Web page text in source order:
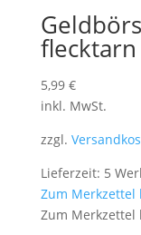
flecktarn
5,99 €
inkl. MwSt.
zzgl.
Lieferzeit: 5
Zum Merkzettel
Zum Merkzettel